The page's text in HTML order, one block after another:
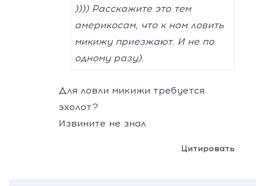
)))) Расскажите это тем
америкосам, что к нам ловить
микижу приезжают. И не по
одному разу).
Для ловли микижи требуется
эхолот?
Извините не знал
Цитировать